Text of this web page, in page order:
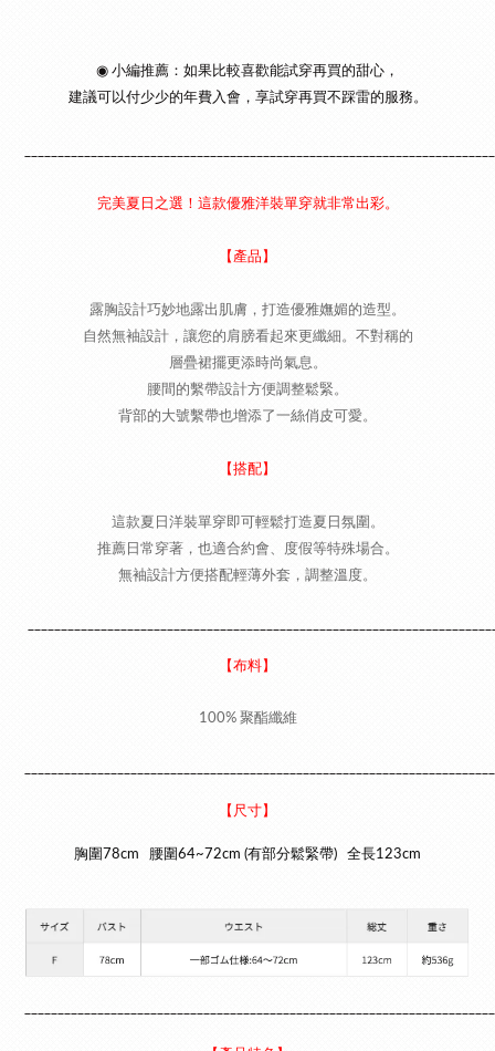
◉ 小編推薦：如果比較喜歡能試穿再買的甜心，
建議可以付少少的年費入會，享試穿再買不踩雷的服務。
完美夏日之選！這款優雅洋裝單穿就非常出彩。
【產品】
露胸設計巧妙地露出肌膚，打造優雅嫵媚的造型。
自然無袖設計，讓您的肩膀看起來更纖細。不對稱的
層疊裙擺更添時尚氣息。
腰間的繫帶設計方便調整鬆緊。
背部的大號繫帶也增添了一絲俏皮可愛。
【搭配】
這款夏日洋裝單穿即可輕鬆打造夏日氛圍。
推薦日常穿著，也適合約會、度假等特殊場合。
無袖設計方便搭配輕薄外套，調整溫度。
【布料】
100% 聚酯纖維
【尺寸】
胸圍78cm 腰圍64~72cm (有部分鬆緊帶) 全長123cm